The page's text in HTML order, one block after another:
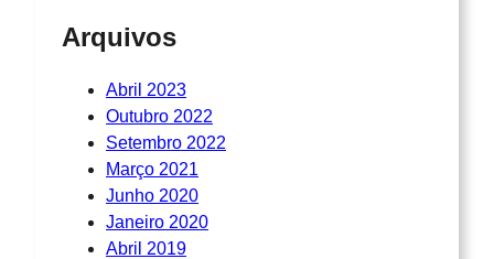
Arquivos
Abril 2023
Outubro 2022
Setembro 2022
Março 2021
Junho 2020
Janeiro 2020
Abril 2019